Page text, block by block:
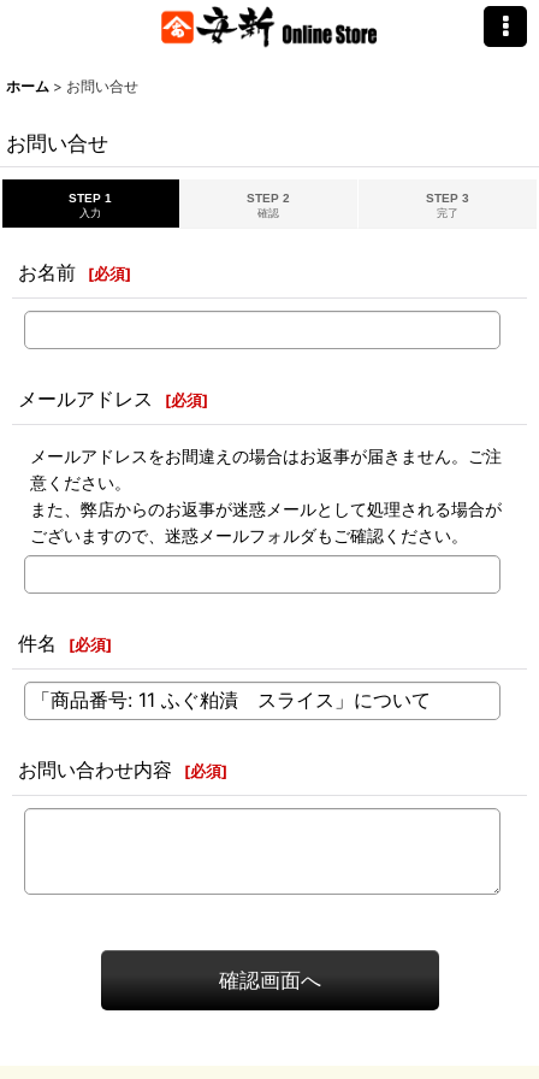
ホーム > お問い合せ
お問い合せ
STEP 1
入力
STEP 2
確認
STEP 3
完了
お名前 [必須]
メールアドレス [必須]
メールアドレスをお間違えの場合はお返事が届きません。ご注
意ください。
また、弊店からのお返事が迷惑メールとして処理される場合が
ございますので、迷惑メールフォルダもご確認ください。
件名 [必須]
お問い合わせ内容 [必須]
確認画面へ